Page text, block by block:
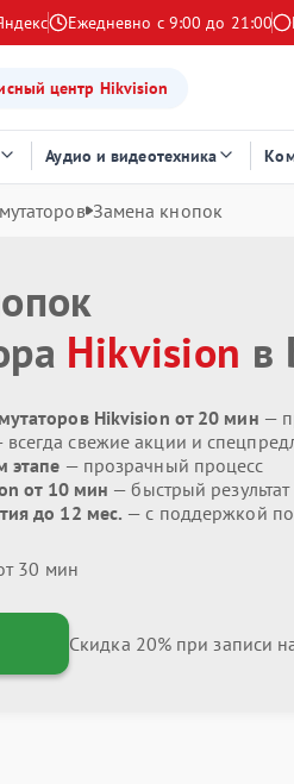
Ежедневно с 9:00 до 21:00
центр Hikvision
Аудио и видеотехника
Замена кнопок
Hikvision в
Hikvision от 20 мин —
всегда свежие акции и
этапе — прозрачный процесс
от 10 мин — быстрый результат
до 12 мес. — с поддержкой
30 мин
Скидка 20% при записи